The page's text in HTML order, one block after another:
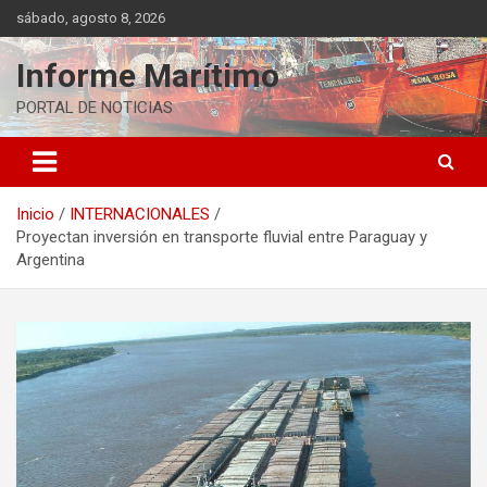
Saltar
al
contenido
sábado, agosto 8, 2026
Informe Marítimo
PORTAL DE NOTICIAS
Inicio
INTERNACIONALES
Proyectan inversión en transporte fluvial entre Paraguay y
Argentina